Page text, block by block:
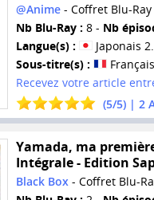
@Anime- Coffret Blu-
Nb Blu-Ray : 8 - Nb
Langue(s) :
Japonais
Sous-titre(s) :
Français
Recevez votre article
(5/5) | 2
Yamada, ma
Intégrale - Edition
Black Box- Coffret Blu-